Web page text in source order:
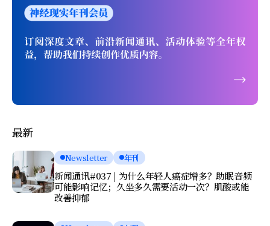
最新
Newsletter 年刊
新闻通讯#037 | 为什么年轻人癌症增多？助眠音频
可能影响记忆；久坐多久需要活动一次？肌酸或能
改善抑郁